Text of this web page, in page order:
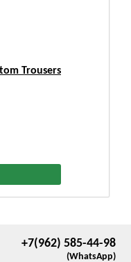
Trousers
+7(962) 585-44-98
(WhatsApp)